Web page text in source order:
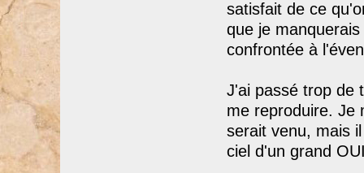
satisfait de ce
que je
confrontée à
J'ai passé trop de
me reproduire. Je
serait venu, mais
ciel d'un grand